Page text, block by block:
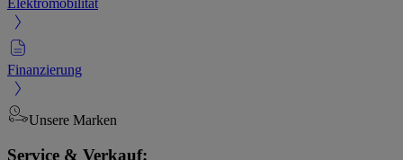
Elektromobilität
Finanzierung
Unsere Marken
Service & Verkauf: